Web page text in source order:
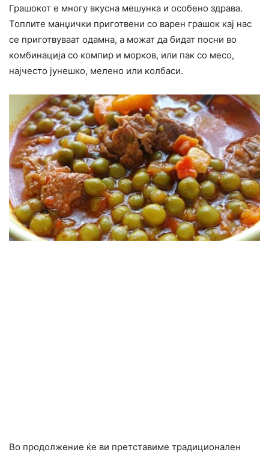
Грашокот е многу вкусна мешунка и особено здрава.
Топлите манџички приготвени со варен грашок кај нас
се приготвуваат одамна, а можат да бидат посни во
комбинација со компир и морков, или пак со месо,
најчесто јунешко, мелено или колбаси.
Во продолжение ќе ви претставиме традиционален